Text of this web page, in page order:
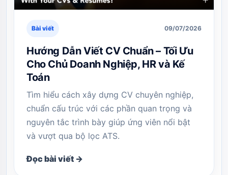
Bài viết 09/07/2026
Hướng Dẫn Viết CV Chuẩn – Tối Ưu
Cho Chủ Doanh Nghiệp, HR và Kế
Toán
Tìm hiểu cách xây dựng CV chuyên nghiệp,
chuẩn cấu trúc với các phần quan trọng và
nguyên tắc trình bày giúp ứng viên nổi bật
và vượt qua bộ lọc ATS.
Đọc bài viết →